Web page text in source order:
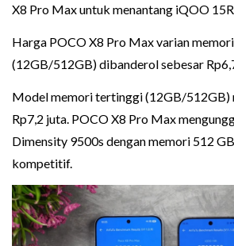
X8 Pro Max untuk menantang iQOO
Harga POCO X8 Pro Max varian
(12GB/512GB) dibanderol sebesar
Model memori tertinggi (12GB/512GB)
Rp7,2 juta. POCO X8 Pro Max
Dimensity 9500s dengan memori 512
kompetitif.